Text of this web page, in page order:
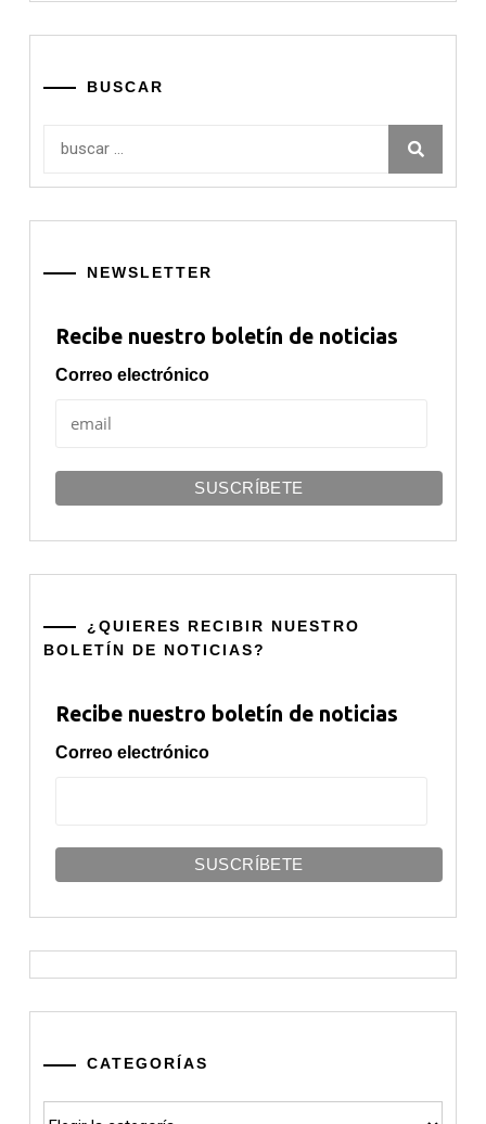
BUSCAR
NEWSLETTER
Recibe nuestro boletín de noticias
Correo electrónico
¿QUIERES RECIBIR NUESTRO
BOLETÍN DE NOTICIAS?
Recibe nuestro boletín de noticias
Correo electrónico
CATEGORÍAS